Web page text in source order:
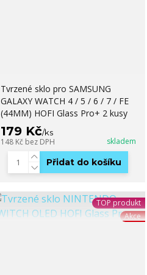
Tvrzené sklo pro SAMSUNG
GALAXY WATCH 4 / 5 / 6 / 7 / FE
(44MM) HOFI Glass Pro+ 2 kusy
179 Kč/ks
148 Kč bez DPH skladem
Přidat do košíku
TOP produkt
Akce